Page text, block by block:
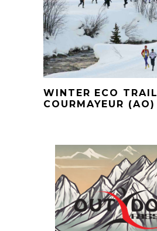
WINTER ECO TRAIL
COURMAYEUR (AO)